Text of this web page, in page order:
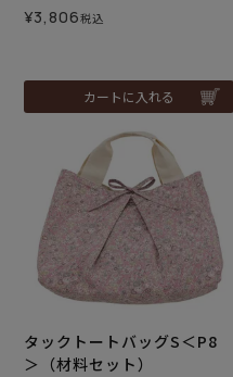
¥3,806税込
カートに入れる
タックトートバッグS＜P8
＞（材料セット）